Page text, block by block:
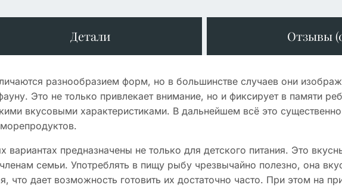
Детали Отзывы
разнообразием форм, но в большинстве случаев они
Это не только привлекает внимание, но и фиксирует в памяти
вкусовыми характеристиками. В дальнейшем всё это существенно
предназначены не только для детского питания. Это
семьи. Употреблять в пищу рыбу чрезвычайно полезно, она
дает возможность готовить их достаточно часто. При этом на